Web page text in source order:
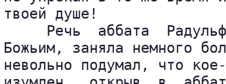
твоей душе!
Речь  аббата
Божьим, заняла немного
невольно подумал, что